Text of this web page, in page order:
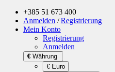
+385 51 673 400
Anmelden /Registrierung
Mein Konto
Registrierung
Anmelden
€ Währung
€ Euro